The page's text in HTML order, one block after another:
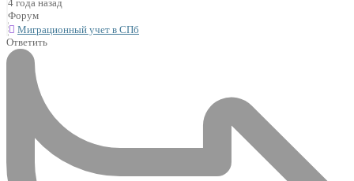
4 года назад
Форум
Миграционный учет в СПб
Ответить